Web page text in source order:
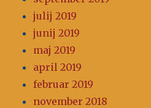
julij 2019
junij 2019
maj 2019
april 2019
februar 2019
november 2018